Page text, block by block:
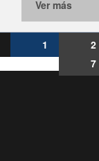
Ver más
1 2
7